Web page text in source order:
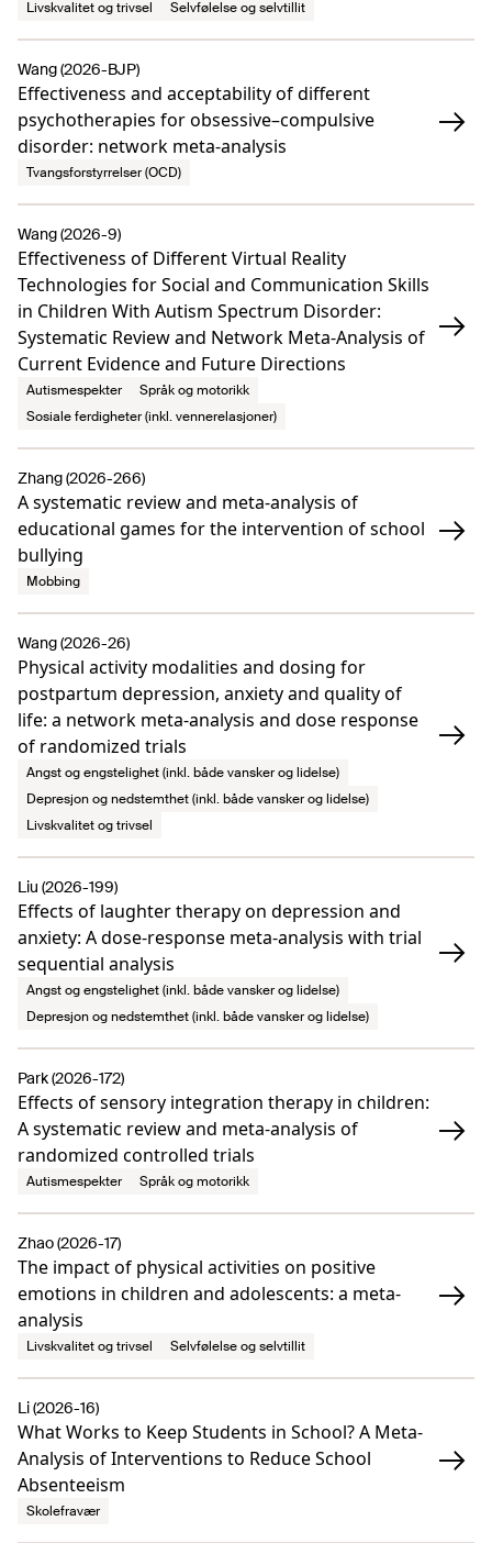
Livskvalitet og trivsel
Selvfølelse og selvtillit
Effectiveness and acceptability of different
psychotherapies for obsessive–compulsive
disorder: network meta-analysis
Wang (2026-BJP)
Tvangsforstyrrelser (OCD)
Effectiveness of Different Virtual Reality
Technologies for Social and Communication Skills
in Children With Autism Spectrum Disorder:
Systematic Review and Network Meta-Analysis of
Current Evidence and Future Directions
Wang (2026-9)
Autismespekter
Språk og motorikk
Sosiale ferdigheter (inkl. vennerelasjoner)
A systematic review and meta-analysis of
educational games for the intervention of school
bullying
Zhang (2026-266)
Mobbing
Physical activity modalities and dosing for
postpartum depression, anxiety and quality of
life: a network meta-analysis and dose response
of randomized trials
Wang (2026-26)
Angst og engstelighet (inkl. både vansker og lidelse)
Depresjon og nedstemthet (inkl. både vansker og lidelse)
Livskvalitet og trivsel
Effects of laughter therapy on depression and
anxiety: A dose-response meta-analysis with trial
sequential analysis
Liu (2026-199)
Angst og engstelighet (inkl. både vansker og lidelse)
Depresjon og nedstemthet (inkl. både vansker og lidelse)
Effects of sensory integration therapy in children:
A systematic review and meta-analysis of
randomized controlled trials
Park (2026-172)
Autismespekter Språk og motorikk
The impact of physical activities on positive
emotions in children and adolescents: a meta-
analysis
Zhao (2026-17)
Livskvalitet og trivsel Selvfølelse og selvtillit
What Works to Keep Students in School? A Meta-
Analysis of Interventions to Reduce School
Absenteeism
Li (2026-16)
Skolefravær